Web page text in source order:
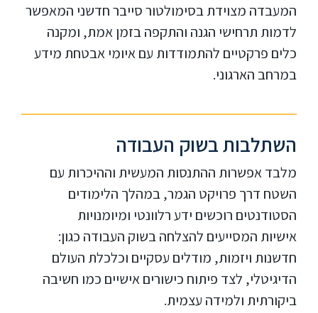
המעבדה מצוידת בסימולטור סייבר חדשני המאפשר
לדמות תרחישי הגנה והתקפה בזמן אמת, ומקנה
כלים פרקטיים להתמודדות עם איומי אבטחת מידע
במרחב הארגוני.
השתלבות בשוק העבודה
מלבד אפשרות ההתנסות המעשית וההיכרות עם
השטח דרך פרויקט הגמר, במהלך הלימודים
הסטודנטים רוכשים ידע רלוונטי ומיומנויות
אישיות המסייעים להצלחה בשוק העבודה כגון:
חדשנות ויזמות, מודלים עסקיים וכלכלת העולם
הדיגיטלי, לצד פיתוח כישורים אישיים כמו חשיבה
ביקורתית ולמידה עצמית.